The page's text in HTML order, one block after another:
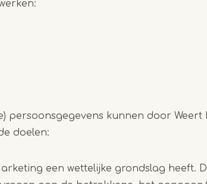
persoonsgegevens kunnen door Weert
doelen:
een wettelijke grondslag heeft.